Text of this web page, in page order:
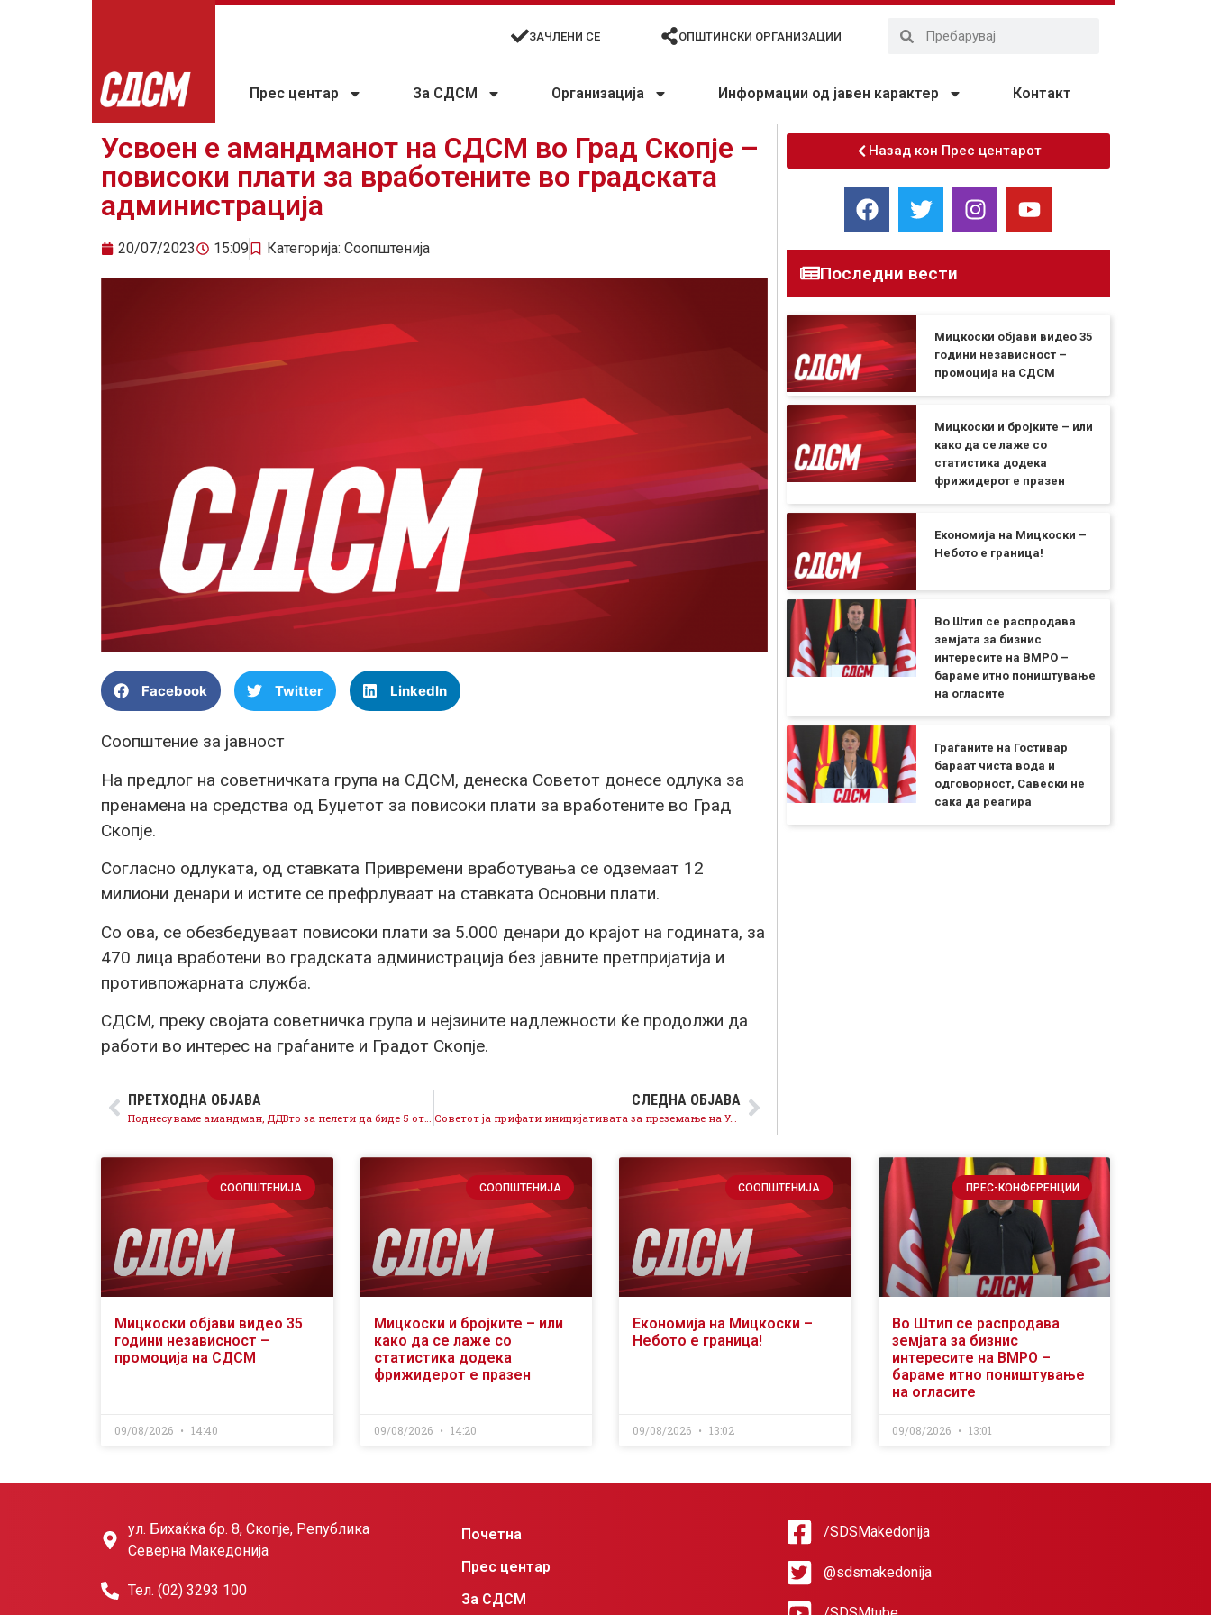
ЗАЧЛЕНИ СЕ ОПШТИНСКИ ОРГАНИЗАЦИИ
Прес центар За СДСМ Организација Информации од јавен карактер Контакт
Усвоен е амандманот на СДСМ во Град Скопје –
повисоки плати за вработените во градската
администрација
20/07/2023 15:09 Категорија: Соопштенија
Facebook Twitter LinkedIn
Соопштение за јавност
На предлог на советничката група на СДСМ, денеска Советот донесе одлука за
пренамена на средства од Буџетот за повисоки плати за вработените во Град
Скопје.
Согласно одлуката, од ставката Привремени вработувања се одземаат 12
милиони денари и истите се префрлуваат на ставката Основни плати.
Со ова, се обезбедуваат повисоки плати за 5.000 денари до крајот на годината, за
470 лица вработени во градската администрација без јавните претпријатија и
противпожарната служба.
СДСМ, преку својата советничка група и нејзините надлежности ќе продолжи да
работи во интерес на граѓаните и Градот Скопје.
ПРЕТХОДНА ОБЈАВА
Поднесуваме амандман, ДДВто за пелети да биде 5 отсто
СЛЕДНА ОБЈАВА
Советот ја прифати иницијативата за преземање на Универзална сала од страна на Министерството за култура
Назад кон Прес центарот
Последни вести
Мицкоски објави видео 35
години независност –
промоција на СДСМ
Мицкоски и бројките – или
како да се лаже со
статистика додека
фрижидерот е празен
Економија на Мицкоски –
Небото е граница!
Во Штип се распродава
земјата за бизнис
интересите на ВМРО –
бараме итно поништување
на огласите
Граѓаните на Гостивар
бараат чиста вода и
одговорност, Савески не
сака да реагира
СООПШТЕНИЈА
Мицкоски објави видео 35
години независност –
промоција на СДСМ
09/08/2026 14:40
СООПШТЕНИЈА
Мицкоски и бројките – или
како да се лаже со
статистика додека
фрижидерот е празен
09/08/2026 14:20
СООПШТЕНИЈА
Економија на Мицкоски –
Небото е граница!
09/08/2026 13:02
ПРЕС-КОНФЕРЕНЦИИ
Во Штип се распродава
земјата за бизнис
интересите на ВМРО –
бараме итно поништување
на огласите
09/08/2026 13:01
ул. Бихаќка бр. 8, Скопје, Република
Северна Македонија
Тел. (02) 3293 100
Почетна
Прес центар
За СДСМ
/SDSMakedonija
@sdsmakedonija